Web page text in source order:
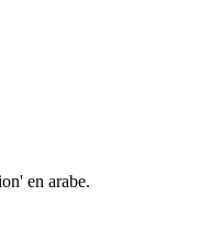
en arabe.